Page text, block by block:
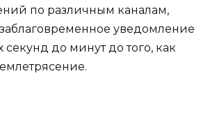
по различным каналам,
уведомление
секунд до минут до того, как